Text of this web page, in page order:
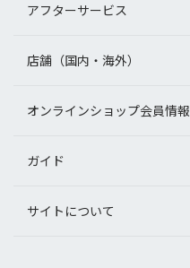
アフターサービス
店舗（国内・海外）
オンラインショップ会員情報
ガイド
サイトについて